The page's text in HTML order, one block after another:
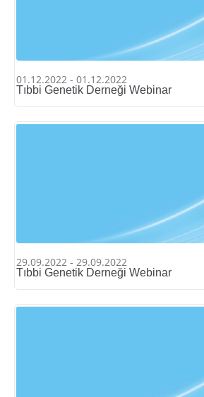
01.12.2022 - 01.12.2022
Tıbbi Genetik Derneği Webinar
29.09.2022 - 29.09.2022
Tıbbi Genetik Derneği Webinar